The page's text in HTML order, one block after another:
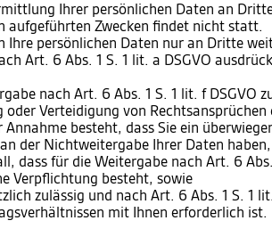
Ihrer persönlichen Daten an
aufgeführten Zwecken findet nicht statt.
Ihre persönlichen Daten nur an Dritte
Art. 6 Abs. 1 S. 1 lit. a DSGVO
nach Art. 6 Abs. 1 S. 1 lit. f DSGVO
oder Verteidigung von
Annahme besteht, dass Sie ein
der Nichtweitergabe Ihrer Daten haben,
dass für die Weitergabe nach Art. 6
Verpflichtung besteht, sowie
zulässig und nach Art. 6 Abs. 1 S. 1
mit Ihnen erforderlich ist.